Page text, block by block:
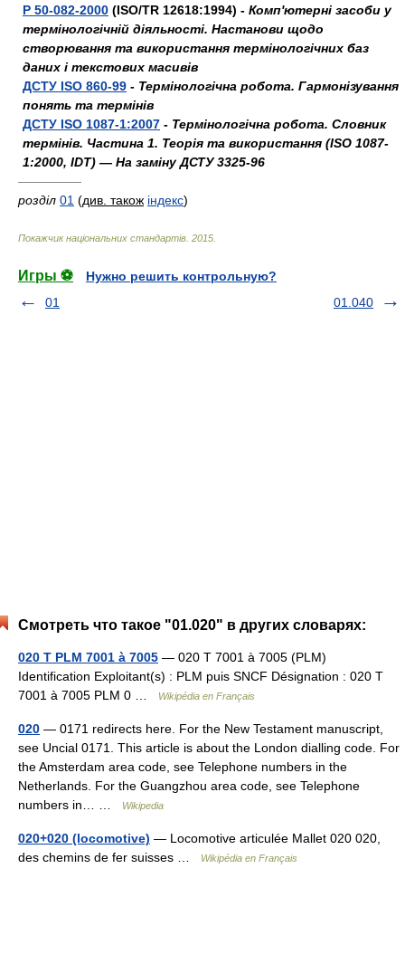
Р 50-082-2000 (ISO/TR 12618:1994) - Комп'ютерні засоби у
термінологічній діяльності. Настанови щодо
створювання та використання термінологічних баз
даних і текстових масивів
ДСТУ ISO 860-99 - Термінологічна робота. Гармонізування
понять та термінів
ДСТУ ISO 1087-1:2007 - Термінологічна робота. Словник
термінів. Частина 1. Теорія та використання (ISO 1087-
1:2000, IDT) — На заміну ДСТУ 3325-96
—————
розділ 01 (див. також індекс)
Покажчик національних стандартів 2015
Игры ⚽
Нужно решить контрольную?
01
01.040
Смотреть что такое "01.020" в других словарях:
020 T PLM 7001 à 7005 — 020 T 7001 à 7005 (PLM)
Identification Exploitant(s) : PLM puis SNCF Désignation : 020 T
7001 à 7005 PLM 0 …
Wikipédia en Français
020 — 0171 redirects here. For the New Testament manuscript,
see Uncial 0171. This article is about the London dialling code. For
the Amsterdam area code, see Telephone numbers in the
Netherlands. For the Guangzhou area code, see Telephone
numbers in… …
Wikipedia
020+020 (locomotive) — Locomotive articulée Mallet 020 020,
des chemins de fer suisses …
Wikipédia en Français